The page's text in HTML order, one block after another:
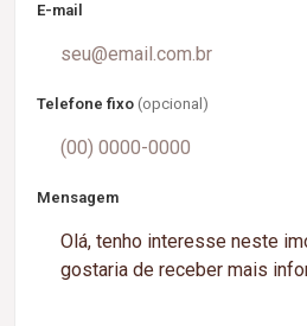
E-mail
Telefone fixo (opcional)
Mensagem